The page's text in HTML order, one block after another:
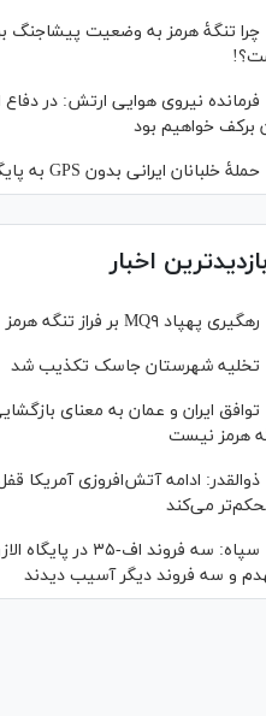
چرا تنگۀ هرمز به وضعیت پیشاجنگ
فرمانده نیروی هوایی ارتش: در دفاع
برکف خواهیم بود
حملۀ خلبانان ایرانی بدون GPS به پایگاه آمریکا
اخبار
رهگیری پهپاد MQ۹ بر فراز تنگه هرمز
تخلیه شهرستان جاسک تکذیب شد
توافق ایران و عمان به معنای
هرمز نیست
ذوالقدر: ادامه آتش‌افروزی آمریکا
می‌کند
سپاه: سه فروند اف-۳۵ در
و سه فروند دیگر آسیب دیدند